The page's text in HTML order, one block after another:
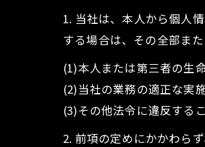
1. 当社は、本人から個人
する場合は、その全部ま
(1)本人または第三者の生
(2)当社の業務の適正な実
(3)その他法令に違反する
2. 前項の定めにかかわら